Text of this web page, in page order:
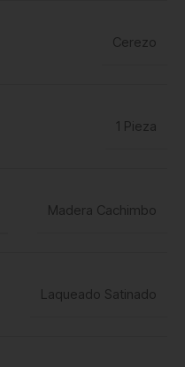
Cerezo
1 Pieza
Madera Cachimbo
Laqueado Satinado